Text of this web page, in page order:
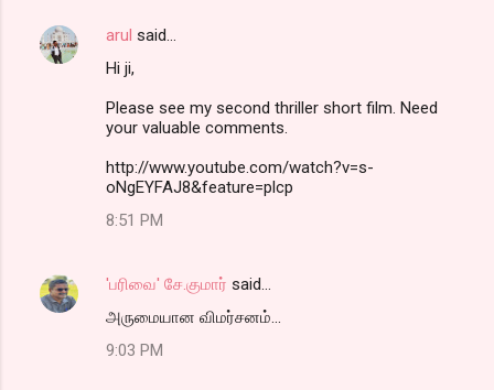
arul said…
Hi ji,
Please see my second thriller short film. Need
your valuable comments.
http://www.youtube.com/watch?v=s-
oNgEYFAJ8&feature=plcp
8:51 PM
'பரிவை' சே.குமார் said…
அருமையான விமர்சனம்...
9:03 PM